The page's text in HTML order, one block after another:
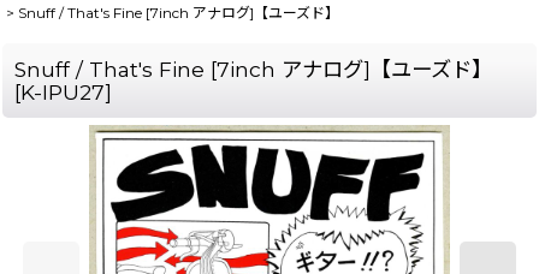
> Snuff / That's Fine [7inch アナログ]【ユーズド】
Snuff / That's Fine [7inch アナログ]【ユーズド】
[K-IPU27]